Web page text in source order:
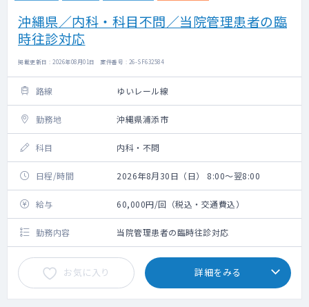
沖縄県／内科・科目不問／当院管理患者の臨
時往診対応
掲載更新日 : 2026年08月01日 案件番号 : 26-SF632584
路線 ゆいレール線
勤務地 沖縄県浦添市
科目 内科・不問
日程/時間 2026年8月30日（日） 8:00～翌8:00
給与 60,000円/回（税込・交通費込）
勤務内容 当院管理患者の臨時往診対応
お気に入り 詳細をみる